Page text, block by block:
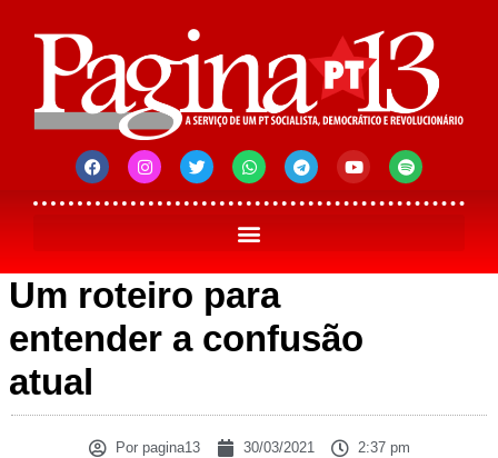
Um roteiro para
entender a confusão
atual
Porpagina13 30/03/2021
2:37 pm